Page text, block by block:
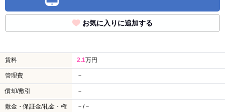
お気に入りに追加する
賃料 2.1万円
管理費 －
償却/敷引 －
敷金・保証金/礼金・権
－/－